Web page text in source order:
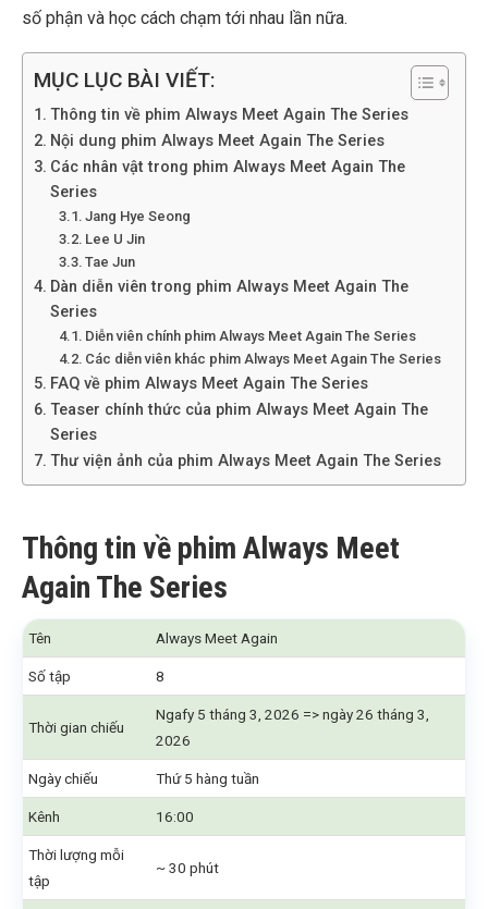
số phận và học cách chạm tới nhau lần nữa.
MỤC LỤC BÀI VIẾT:
Thông tin về phim Always Meet Again The Series
Nội dung phim Always Meet Again The Series
Các nhân vật trong phim Always Meet Again The
Series
Jang Hye Seong
Lee U Jin
Tae Jun
Dàn diễn viên trong phim Always Meet Again The
Series
Diễn viên chính phim Always Meet Again The Series
Các diễn viên khác phim Always Meet Again The Series
FAQ về phim Always Meet Again The Series
Teaser chính thức của phim Always Meet Again The
Series
Thư viện ảnh của phim Always Meet Again The Series
Thông tin về phim Always Meet
Again The Series
Tên Always Meet Again
Số tập 8
Thời gian chiếu
Ngafy 5 tháng 3, 2026 => ngày 26 tháng 3,
2026
Ngày chiếu Thứ 5 hàng tuần
Kênh 16:00
Thời lượng mỗi
tập
~ 30 phút